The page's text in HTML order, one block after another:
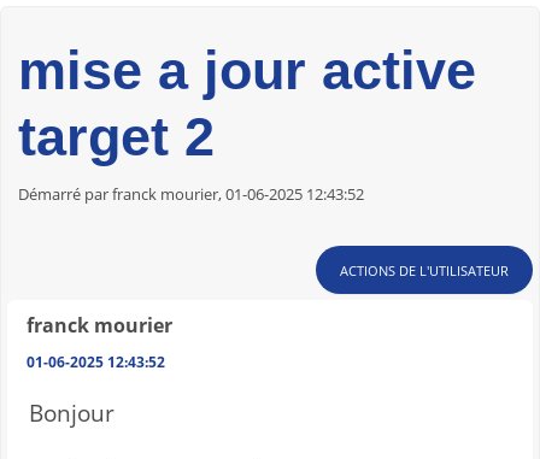
mise a jour active
target 2
Démarré par franck mourier, 01-06-2025 12:43:52
ACTIONS DE L'UTILISATEUR
franck mourier
01-06-2025 12:43:52
Bonjour